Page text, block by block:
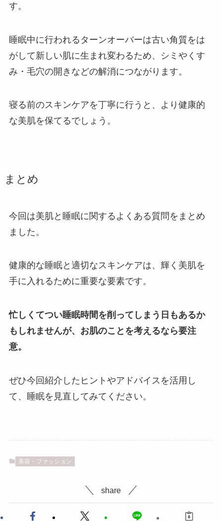
す。
睡眠中に行われるターンオーバーは古い角質をは
がして新しい肌に生まれ変わるため、シミやくす
み・毛穴の開きなどの解消につながります。
寝る前のスキンケアを丁寧に行うと、より健康的
な美肌を保てるでしょう。
まとめ
今回は美肌と睡眠に関するよくある質問をまとめ
ました。
健康的な睡眠と適切なスキンケアは、輝く美肌を
手に入れるために重要な要素です。
忙しくてつい睡眠時間を削ってしまう日もあるか
もしれませんが、お肌のことを考えるなら要注
意。
ぜひ今回紹介したヒントやアドバイスを活用し
て、睡眠を見直してみてください。
美容・ファッション
share